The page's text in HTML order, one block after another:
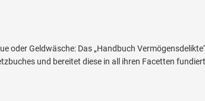
oder Geldwäsche: Das „Handbuch
und bereitet diese in all ihren Facetten